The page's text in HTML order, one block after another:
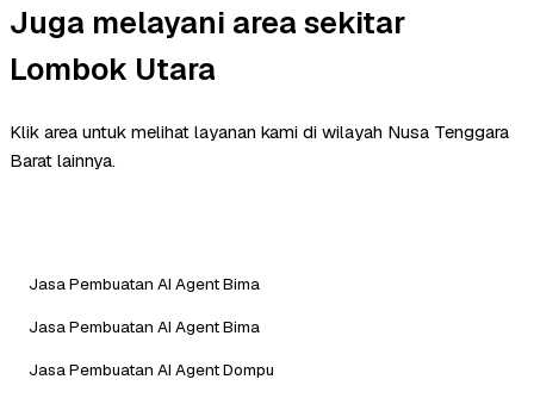
Juga melayani area sekitar
Lombok Utara
Klik area untuk melihat layanan kami di wilayah Nusa Tenggara
Barat lainnya.
Jasa Pembuatan AI Agent Bima
Jasa Pembuatan AI Agent Bima
Jasa Pembuatan AI Agent Dompu